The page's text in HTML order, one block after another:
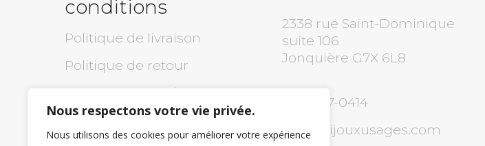
Nous respectons votre vie privée.
Nous utilisons des cookies pour améliorer votre expérience
conditions
Politique de livraison
Politique de retour
Politique de confidentialité
Garantie
2338 rue Saint-Dominique
suite 106
Jonquière G7X 6L8
(418) 817-0414
info@bijouxusages.com